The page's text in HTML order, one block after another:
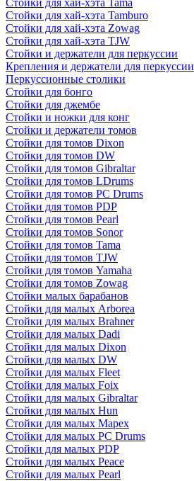
Стойки для хай-хэта Tama
Стойки для хай-хэта Tamburo
Стойки для хай-хэта Zowag
Стойки для хай-хэта TJW
Стойки и держатели для перкуссии
Крепления и держатели для перкуссии
Перкуссионные столики
Стойки для бонго
Стойки для джембе
Стойки и ножки для конг
Стойки и держатели томов
Стойки для томов Dixon
Стойки для томов DW
Стойки для томов Gibraltar
Стойки для томов LDrums
Стойки для томов PC Drums
Стойки для томов PDP
Стойки для томов Pearl
Стойки для томов Sonor
Стойки для томов Tama
Стойки для томов TJW
Стойки для томов Yamaha
Стойки для томов Zowag
Стойки малых барабанов
Стойки для малых Arborea
Стойки для малых Brahner
Стойки для малых Dadi
Стойки для малых Dixon
Стойки для малых DW
Стойки для малых Fleet
Стойки для малых Foix
Стойки для малых Gibraltar
Стойки для малых Hun
Стойки для малых Mapex
Стойки для малых PC Drums
Стойки для малых PDP
Стойки для малых Peace
Стойки для малых Pearl